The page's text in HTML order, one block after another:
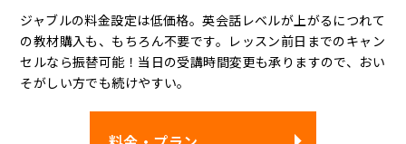
ジャブルの料金設定は低価格。英会話レベルが上がるにつれて
の教材購入も、もちろん不要です。レッスン前日までのキャン
セルなら振替可能！当日の受講時間変更も承りますので、おい
そがしい方でも続けやすい。